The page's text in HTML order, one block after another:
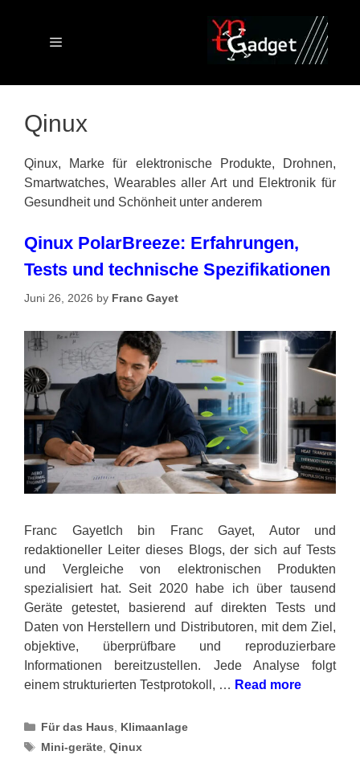
Menu
Qinux
Qinux, Marke für elektronische Produkte, Drohnen,
Smartwatches, Wearables aller Art und Elektronik für
Gesundheit und Schönheit unter anderem
Qinux PolarBreeze: Erfahrungen,
Tests und technische Spezifikationen
Juni 26, 2026 by Franc Gayet
Franc GayetIch bin Franc Gayet, Autor und
redaktioneller Leiter dieses Blogs, der sich auf Tests
und Vergleiche von elektronischen Produkten
spezialisiert hat. Seit 2020 habe ich über tausend
Geräte getestet, basierend auf direkten Tests und
Daten von Herstellern und Distributoren, mit dem Ziel,
objektive, überprüfbare und reproduzierbare
Informationen bereitzustellen. Jede Analyse folgt
einem strukturierten Testprotokoll, … Read more
Categories
Für das Haus, Klimaanlage
Tags
Mini-geräte,Qinux